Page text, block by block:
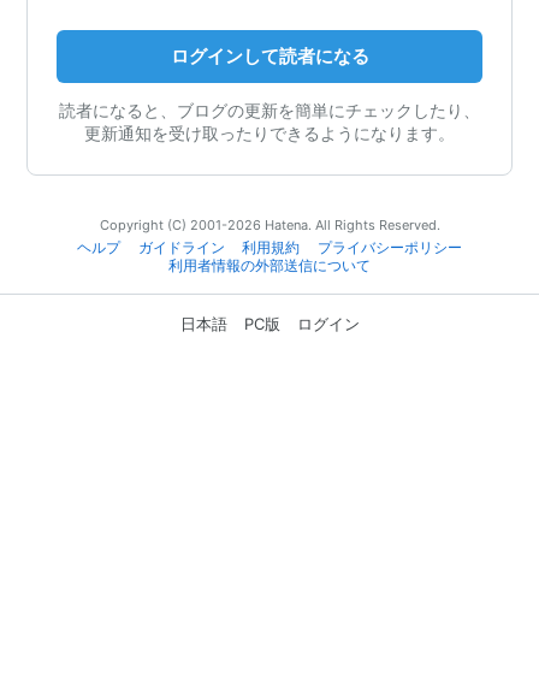
ログインして読者になる
読者になると、ブログの更新を簡単にチェックしたり、
更新通知を受け取ったりできるようになります。
Copyright (C) 2001-2026 Hatena. All Rights Reserved.
ヘルプ
ガイドライン 利用規約
プライバシーポリシー
利用者情報の外部送信について
日本語 PC版 ログイン